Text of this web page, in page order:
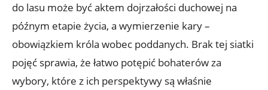
do lasu może być aktem dojrzałości duchowej na
późnym etapie życia, a wymierzenie kary –
obowiązkiem króla wobec poddanych. Brak tej siatki
pojęć sprawia, że łatwo potępić bohaterów za
wybory, które z ich perspektywy są właśnie